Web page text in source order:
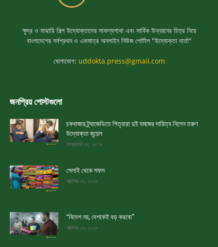
ক্ষুদ্র ও মাঝারি শিল্প উদ্যোক্তাদের সাফল্যগাথা এবং সার্বিক উন্নয়নের চিত্র নিয়ে
বাংলাদেশের সর্বপ্রথম ও একমাত্র অনলাইন নিউজ পোর্টাল "উদ্যোক্তা বার্তা"
যোগাযোগ: uddokta.press@gmail.com
জনপ্রিয় পোস্টগুলো
চকবাজার ট্র্যাজেডিতে পিতৃহারা দুই যমজের দায়িত্ব নিলেন তরুণ
উদ্যোক্তা জুয়েল
ফেব্রুয়ারি ২৩, ২০১৯
সেলাই থেকে সফল
অক্টোবর ২৯, ২০১৮
“বিদেশ নয়, দেশকেই বড় করবো”
অক্টোবর ১৯, ২০১৮